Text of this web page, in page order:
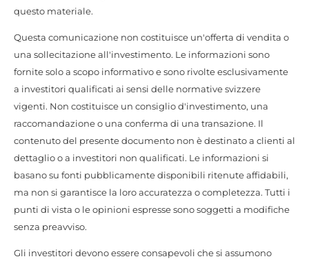
questo materiale.
Questa comunicazione non costituisce un'offerta di vendita o
una sollecitazione all'investimento. Le informazioni sono
fornite solo a scopo informativo e sono rivolte esclusivamente
a investitori qualificati ai sensi delle normative svizzere
vigenti. Non costituisce un consiglio d'investimento, una
raccomandazione o una conferma di una transazione. Il
contenuto del presente documento non è destinato a clienti al
dettaglio o a investitori non qualificati. Le informazioni si
basano su fonti pubblicamente disponibili ritenute affidabili,
ma non si garantisce la loro accuratezza o completezza. Tutti i
punti di vista o le opinioni espresse sono soggetti a modifiche
senza preavviso.
Gli investitori devono essere consapevoli che si assumono